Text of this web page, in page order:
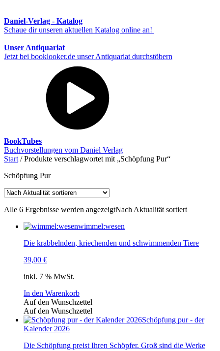
Daniel-Verlag - Katalog
Schaue dir unseren aktuellen Katalog online an!
Unser Antiquariat
Jetzt bei booklooker.de unser Antiquariat durchstöbern
BookTubes
Buchvorstellungen vom Daniel Verlag
Start / Produkte verschlagwortet mit „Schöpfung Pur“
Schöpfung Pur
Alle 6 Ergebnisse werden angezeigtNach Aktualität sortiert
wimmel:wesen
Die krabbelnden, kriechenden und schwimmenden Tiere
39,00 €
inkl. 7 % MwSt.
In den Warenkorb
Auf den Wunschzettel
Auf den Wunschzettel
Schöpfung pur - der
Kalender 2026
Die Schöpfung preist Ihren Schöpfer. Groß sind die Werke